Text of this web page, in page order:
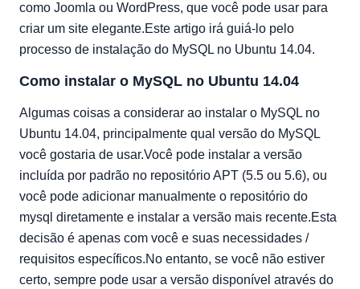
como Joomla ou WordPress, que você pode usar para
criar um site elegante.Este artigo irá guiá-lo pelo
processo de instalação do MySQL no Ubuntu 14.04.
Como instalar o MySQL no Ubuntu 14.04
Algumas coisas a considerar ao instalar o MySQL no
Ubuntu 14.04, principalmente qual versão do MySQL
você gostaria de usar.Você pode instalar a versão
incluída por padrão no repositório APT (5.5 ou 5.6), ou
você pode adicionar manualmente o repositório do
mysql diretamente e instalar a versão mais recente.Esta
decisão é apenas com você e suas necessidades /
requisitos específicos.No entanto, se você não estiver
certo, sempre pode usar a versão disponível através do